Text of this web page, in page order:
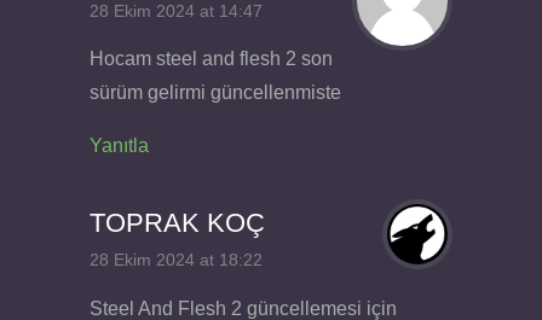
28 Ekim 2024 at 14:47
Hocam steel and flesh 2 son
sürüm gelirmi güncellenmiste
Yanıtla
TOPRAK KOÇ
28 Ekim 2024 at 18:22
Steel And Flesh 2 güncellemesi için